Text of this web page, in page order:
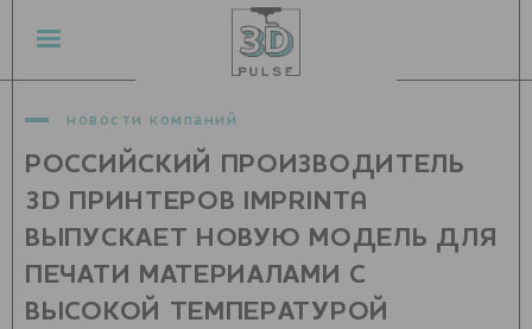
новости компаний
РОССИЙСКИЙ ПРОИЗВОДИТЕЛЬ
3D ПРИНТЕРОВ IMPRINTA
ВЫПУСКАЕТ НОВУЮ МОДЕЛЬ ДЛЯ
ПЕЧАТИ МАТЕРИАЛАМИ С
ВЫСОКОЙ ТЕМПЕРАТУРОЙ